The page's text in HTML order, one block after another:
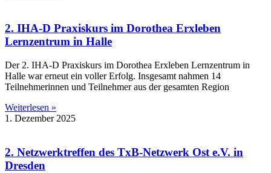
2. IHA-D Praxiskurs im Dorothea Erxleben
Lernzentrum in Halle
Der 2. IHA-D Praxiskurs im Dorothea Erxleben Lernzentrum in
Halle war erneut ein voller Erfolg. Insgesamt nahmen 14
Teilnehmerinnen und Teilnehmer aus der gesamten Region
Weiterlesen »
1. Dezember 2025
2. Netzwerktreffen des TxB-Netzwerk Ost e.V. in
Dresden